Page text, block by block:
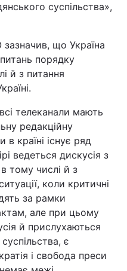
суспільства»,
що Україна
питань порядку
й з питання
телеканали мають
редакційну
в країні існує ряд
ведеться дискусія з
тому числі й з
коли критичні
за рамки
але при цьому
й прислухаються
є
і свобода преси